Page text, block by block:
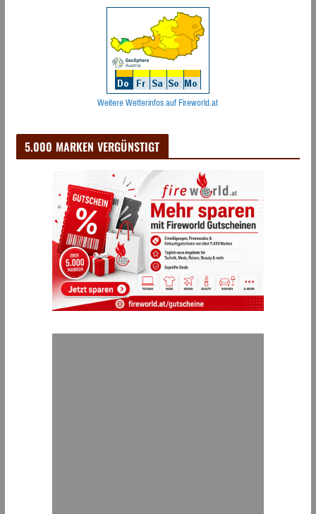
Weitere Wetterinfos auf Fireworld.at
5.000 MARKEN VERGÜNSTIGT